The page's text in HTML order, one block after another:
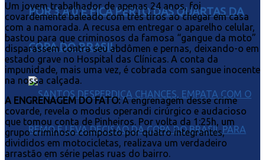
POR 3 A 0 E FICA PERTO DAS QUARTAS DA
COPA DO BRASIL
Um jovem trabalhador de apenas 24 anos, foi
covardemente baleado com três tiros ao chegar em casa
com a namorada. A recusa em entregar o aparelho celular,
bastou para que criminosos da famosa “gangue da moto”
disparassem contra seu abdômen e pernas, deixando-o em
estado grave no Hospital das Clínicas. A conta da
impunidade, mais uma vez, é cobrada com sangue inocente
na nossa calçada.
A ENGRENAGEM DO FATO:A engrenagem desse crime
covarde, revela o modus operandi cirúrgico e audacioso
que tomou conta de Pinheiros. Por volta da 1:25h, um
grupo criminoso composto por quatro integrantes,
divididos em motocicletas, realizava um verdadeiro
arrastão em série pelas ruas do bairro.